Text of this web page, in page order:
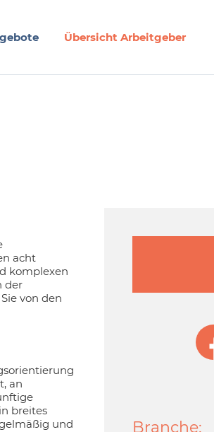
Übersicht Arbeitgeber
acht
komplexen
der
von den
an
breites
und
Branche: